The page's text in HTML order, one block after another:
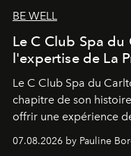
BE WELL
Le C Club Spa
l'expertise de La
Le C Club Spa du
chapitre de son
offrir une expérience
expertise se rencontrent.
07.08.2026 by Pauline